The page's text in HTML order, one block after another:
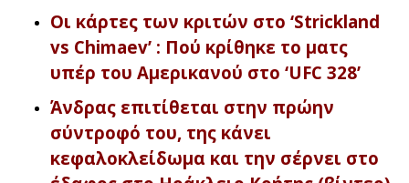
Οι κάρτες των κριτών στο ‘Strickland
vs Chimaev’ : Πού κρίθηκε το ματς
υπέρ του Αμερικανού στο ‘UFC 328’
Άνδρας επιτίθεται στην πρώην
σύντροφό του, της κάνει
κεφαλοκλείδωμα και την σέρνει στο